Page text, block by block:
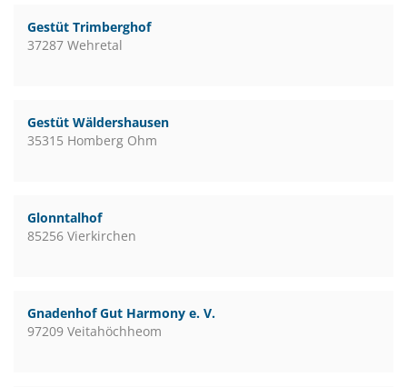
Gestüt Trimberghof
37287 Wehretal
Gestüt Wäldershausen
35315 Homberg Ohm
Glonntalhof
85256 Vierkirchen
Gnadenhof Gut Harmony e. V.
97209 Veitahöchheom